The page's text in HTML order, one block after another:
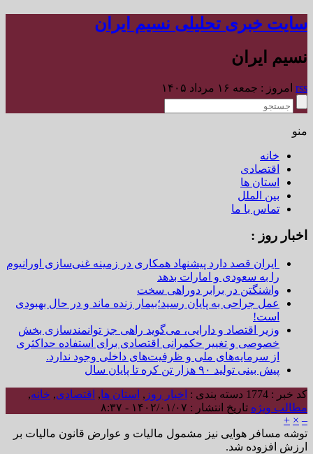
سایت خبری تحلیلی نسیم ایران
نسیم ایران
rss امروز : جمعه ۱۶ مرداد ۱۴۰۵
منو
خانه
اقتصادی
استان ها
بین الملل
تماس با ما
اخبار روز :
ایران قصد دارد پیشنهاد همکاری در زمینه غنی‌سازی اورانیوم
را به سعودی و امارات بدهد
واشنگتن در برابر دوراهی سخت
عمل جراحی به پایان رسید؛بیمار زنده ماند و در حال بهبودی
است!
وزیر اقتصاد و دارایی، می‌گوید راهی جز توانمندسازی بخش
خصوصی و تغییر حکمرانی اقتصادی برای استفاده حداکثری
از سرمایه‌های ملی و ظرفیت‌های داخلی وجود ندارد.
پیش بینی تولید ۹۰ هزار تن کره تا پایان سال
کد خبر : 1774 دسته بندی : اخبار روز , استان ها, اقتصادی, خانه,
مطالب ویژه تاریخ انتشار : ۱۴۰۲/۰۱/۰۷ - ۸:۳۷
–
×
+
توشه مسافر هوایی نیز مشمول مالیات و عوارض قانون مالیات بر
ارزش افزوده شد.